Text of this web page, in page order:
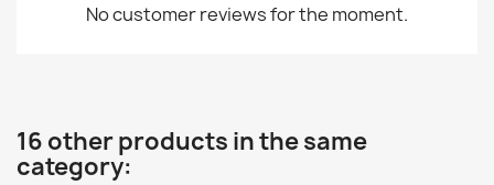
No customer reviews for the moment.
16 other products in the same
category: